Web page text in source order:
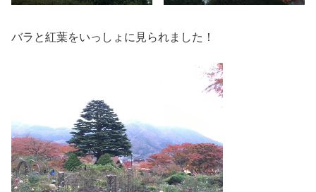
バラと紅葉をいっしょに見られました！